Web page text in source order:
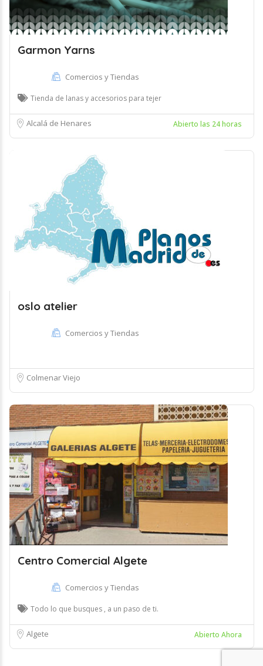
Garmon Yarns
Comercios y Tiendas
Tienda de lanas y accesorios para tejer
Alcalá de Henares Abierto las 24 horas
oslo atelier
Comercios y Tiendas
Colmenar Viejo
Centro Comercial Algete
Comercios y Tiendas
Todo lo que busques , a un paso de ti.
Algete Abierto Ahora